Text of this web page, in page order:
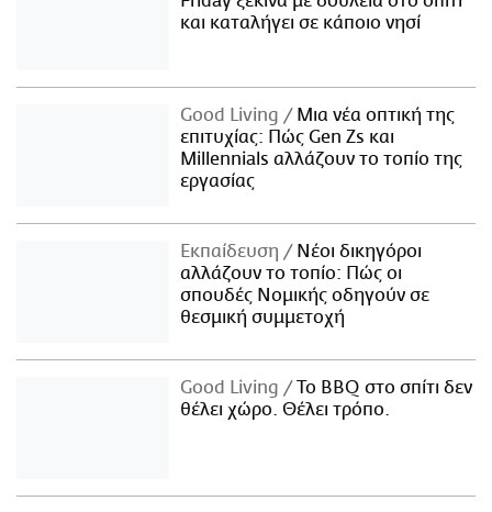
και καταλήγει σε κάποιο νησί
Good Living
Μια νέα οπτική της
επιτυχίας: Πώς Gen Zs και
Millennials αλλάζουν το τοπίο της
εργασίας
Εκπαίδευση
Νέοι δικηγόροι
αλλάζουν το τοπίο: Πώς οι
σπουδές Νομικής οδηγούν σε
θεσμική συμμετοχή
Good Living
Το BBQ στο σπίτι δεν
θέλει χώρο. Θέλει τρόπο.